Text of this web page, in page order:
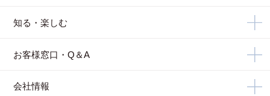
知る・楽しむ
お客様窓口・Q＆A
会社情報